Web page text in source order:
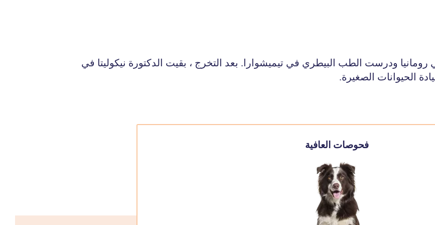
رومانيا ودرست الطب البيطري في تيميشوارا. بعد التخرج ، بقيت الدكتورة نيكوليتا في
الحيوانات الصغيرة.
فحوصات العافية